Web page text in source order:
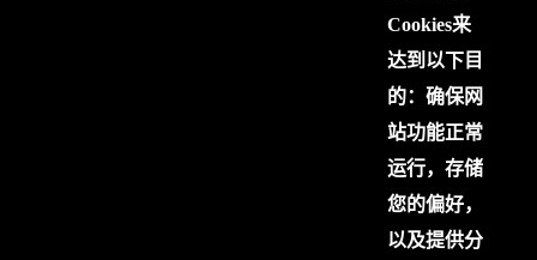
Cookies来
达到以下目
的：确保网
站功能正常
运行，存储
您的偏好，
以及提供分